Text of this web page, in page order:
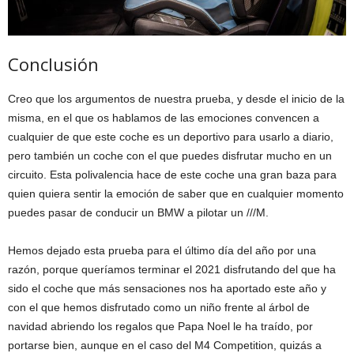
Conclusión
Creo que los argumentos de nuestra prueba, y desde el inicio de la
misma, en el que os hablamos de las emociones convencen a
cualquier de que este coche es un deportivo para usarlo a diario,
pero también un coche con el que puedes disfrutar mucho en un
circuito. Esta polivalencia hace de este coche una gran baza para
quien quiera sentir la emoción de saber que en cualquier momento
puedes pasar de conducir un BMW a pilotar un ///M.
Hemos dejado esta prueba para el último día del año por una
razón, porque queríamos terminar el 2021 disfrutando del que ha
sido el coche que más sensaciones nos ha aportado este año y
con el que hemos disfrutado como un niño frente al árbol de
navidad abriendo los regalos que Papa Noel le ha traído, por
portarse bien, aunque en el caso del M4 Competition, quizás a